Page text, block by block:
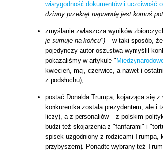
wiarygodność dokumentów i uczciwość
dziwny przekręt naprawdę jest komuś
zmyślanie zwłaszcza wyników
je sumuje na końcu") – w taki sposób,
pojedynczy autor oszustwa wymyślił
pokazaliśmy w artykule "
kwiecień, maj, czerwiec, a nawet i
z podsłuchu);
postać Donalda Trumpa, kojarząca się
konkurentka została prezydentem, ale i
liczy), a z personaliów – z polskim
budzi też skojarzenia z "fanfarami" i
spisek uzgodniony z rodzicami Trumpa,
przybyszem). Ponadto wybrany też